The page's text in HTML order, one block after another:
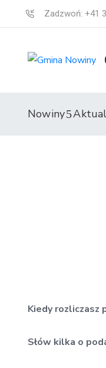
Zadzwoń: +41
Nowiny
Kiedy rozliczasz
Słów kilka o